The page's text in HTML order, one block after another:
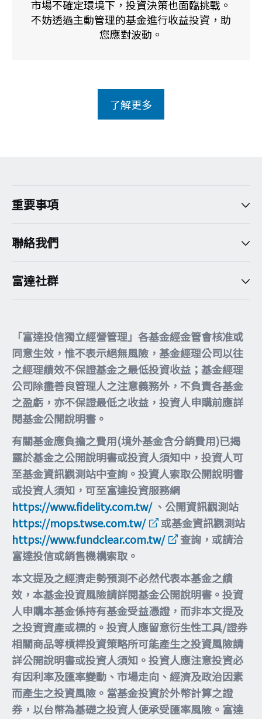
重要事項
聯絡我們
富達社群
「富達投信獨立經營管理」各基金經金管會核准或
同意生效，惟不表示絕無風險，基金經理公司以往
之經理績效不保證基金之最低投資收益；基金經理
公司除盡善良管理人之注意義務外，不負責各基金
之盈虧，亦不保證最低之收益，投資人申購前應詳
閱基金公開說明書。
有關基金應負擔之費用(境外基金含分銷費用)已揭
露於基金之公開說明書或投資人須知中，投資人可
至基金資訊觀測站中查詢。投資人索取公開說明書
或投資人須知，可至富達投資服務網
https://www.fidelity.com.tw/、公開資訊觀測站
https://mops.twse.com.tw/
或基金資訊觀測站
https://www.fundclear.com.tw/
查詢，或請洽
富達投信或銷售機構索取。
本文提及之經濟走勢預測不必然代表本基金之績
效，本基金投資風險請詳閱基金公開說明書。投資
人申購本基金係持有基金受益憑證，而非本文提及
之投資資產或標的。投資人應留意衍生性工具/證券
相關商品等槓桿投資策略所可能產生之投資風險請
詳公開說明書或投資人須知。投資人應注意投資必
有因利率及匯率變動、市場走向、經濟及政治因素
而產生之投資風險。當基金投資於外幣計算之證
券，以台幣為基礎之投資人便承受匯率風險。富達